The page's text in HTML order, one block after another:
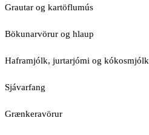
Grautar og kartöflumús
Bökunarvörur og hlaup
Haframjólk, jurtarjómi og kókosmjólk
Sjávarfang
Grænkeravörur